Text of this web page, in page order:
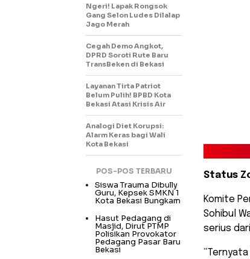
Status
​Komite
Sohibul
serius
Ngeri! Lapak Rongsok
Gang Selon Ludes Dilalap
Jago Merah
Cegah Demo Angkot,
DPRD Soroti Rute Baru
TransBeken di Bekasi
Layanan Tirta Patriot
Belum Pulih! BPBD Kota
Bekasi Atasi Krisis Air
Analogi Diet Korupsi:
Alarm Keras bagi Wali
Kota Bekasi
POS-POS TERBARU
Siswa Trauma Dibully
Guru, Kepsek SMKN 1
Kota Bekasi Bungkam
Hasut Pedagang di
Masjid, Dirut PTMP
Polisikan Provokator
Pedagang Pasar Baru
Bekasi